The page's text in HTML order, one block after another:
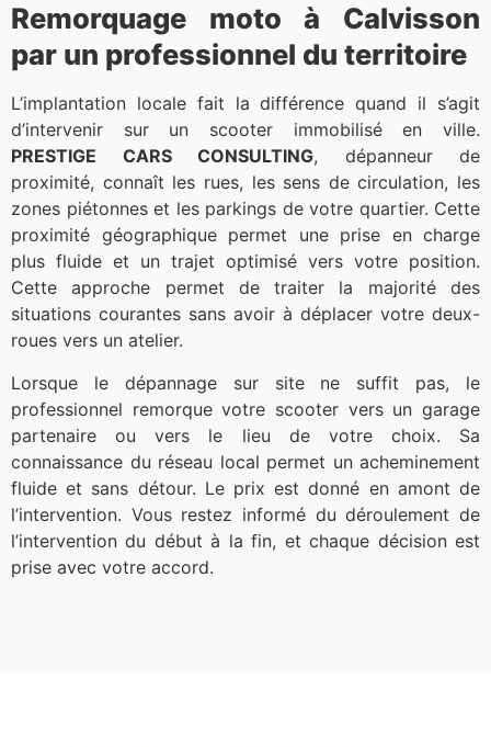
Remorquage moto à Calvisson
par un professionnel du territoire
L’implantation locale fait la différence quand il s’agit
d’intervenir sur un scooter immobilisé en ville.
PRESTIGE CARS CONSULTING, dépanneur de
proximité, connaît les rues, les sens de circulation, les
zones piétonnes et les parkings de votre quartier. Cette
proximité géographique permet une prise en charge
plus fluide et un trajet optimisé vers votre position.
Cette approche permet de traiter la majorité des
situations courantes sans avoir à déplacer votre deux-
roues vers un atelier.
Lorsque le dépannage sur site ne suffit pas, le
professionnel remorque votre scooter vers un garage
partenaire ou vers le lieu de votre choix. Sa
connaissance du réseau local permet un acheminement
fluide et sans détour. Le prix est donné en amont de
l’intervention. Vous restez informé du déroulement de
l’intervention du début à la fin, et chaque décision est
prise avec votre accord.